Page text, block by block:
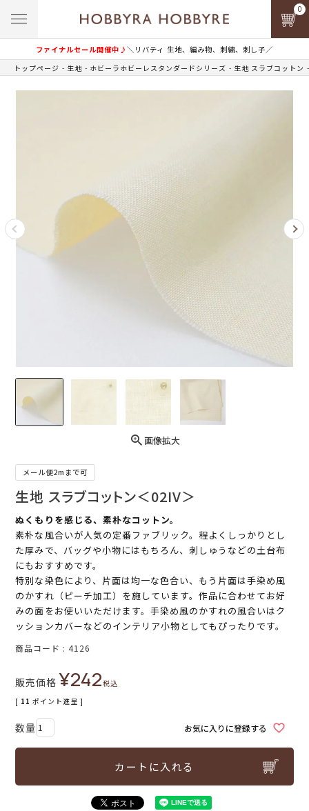
ファイナルセール開催中♪＼リバティ 生地、編み物、刺繍、刺し子／
0
トップページ 生地 ホビーラホビーレスタンダードシリーズ 生地 スラブコットン
画像拡大
メール便2mまで可
生地 スラブコットン＜02IV＞
ぬくもりを感じる、素朴なコットン。
素朴な風合いが人気の定番ファブリック。程よくしっかりとし
た厚みで、バッグや小物にはもちろん、刺しゅうなどの土台布
にもおすすめです。
特別な染色により、片面は均一な色合い、もう片面は手染め風
のかすれ（ピーチ加工）を施しています。作品に合わせてお好
みの面をお使いいただけます。手染め風のかすれの風合いはク
ッションカバーなどのインテリア小物としてもぴったりです。
商品コード 4126
販売価格 ¥242税込
[ 11 ポイント進呈 ]
お気に入りに登録する
カートに入れる